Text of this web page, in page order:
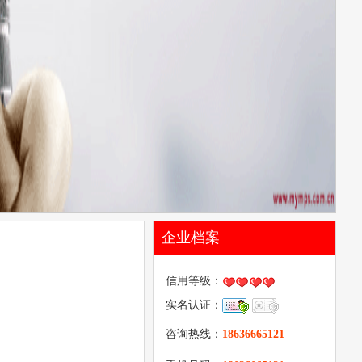
企业档案
信用等级：
实名认证：
咨询热线： 18636665121